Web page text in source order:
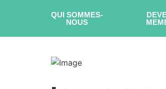
QUI SOMMES-
NOUS